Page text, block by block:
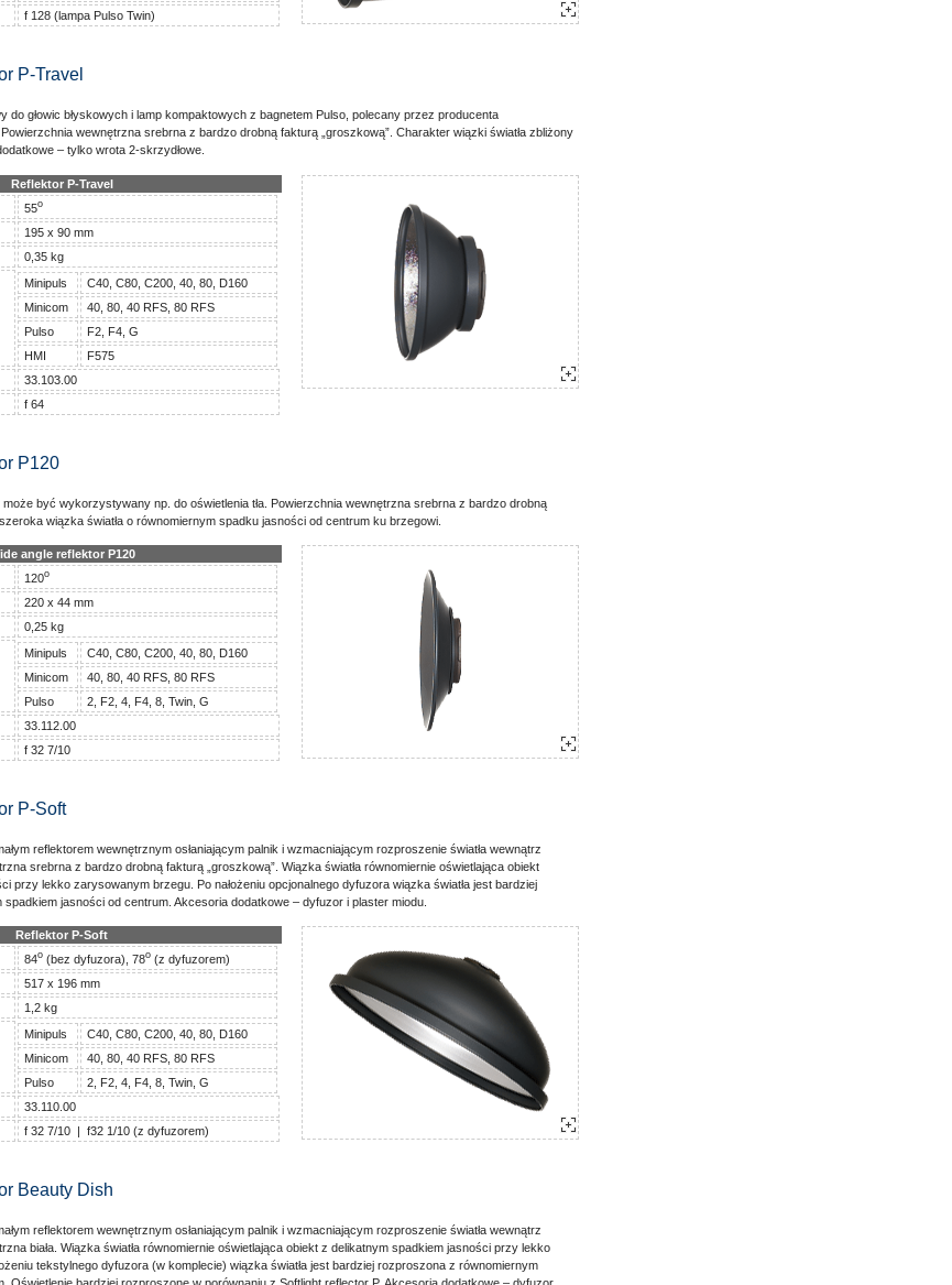
f 128 (lampa Pulso Twin)
P-Travel
do głowic błyskowych i lamp kompaktowych z bagnetem Pulso, polecany przez producenta
wewnętrzna srebrna z bardzo drobną fakturą „groszkową”. Charakter wiązki światła zbliżony
– tylko wrota 2-skrzydłowe.
Reflektor P-Travel
55o
195 x 90 mm
0,35 kg
Minipuls
C40, C80, C200, 40, 80, D160
Minicom
40, 80, 40 RFS, 80 RFS
Pulso
F2, F4, G
HMI
F575
33.103.00
f 64
P120
być wykorzystywany np. do oświetlenia tła. Powierzchnia wewnętrzna srebrna z bardzo drobną
wiązka światła o równomiernym spadku jasności od centrum ku brzegowi.
angle reflektor P120
120o
220 x 44 mm
0,25 kg
Minipuls
C40, C80, C200, 40, 80, D160
Minicom
40, 80, 40 RFS, 80 RFS
Pulso
2, F2, 4, F4, 8, Twin, G
33.112.00
f 32 7/10
P-Soft
reflektorem wewnętrznym osłaniającym palnik i wzmacniającym rozproszenie światła wewnątrz
srebrna z bardzo drobną fakturą „groszkową”. Wiązka światła równomiernie oświetlająca obiekt
przy lekko zarysowanym brzegu. Po nałożeniu opcjonalnego dyfuzora wiązka światła jest bardziej
jasności od centrum. Akcesoria dodatkowe – dyfuzor i plaster miodu.
Reflektor P-Soft
84o (bez dyfuzora), 78o (z dyfuzorem)
517 x 196 mm
1,2 kg
Minipuls
C40, C80, C200, 40, 80, D160
Minicom
40, 80, 40 RFS, 80 RFS
Pulso
2, F2, 4, F4, 8, Twin, G
33.110.00
f 32 7/10 | f32 1/10 (z dyfuzorem)
Beauty Dish
reflektorem wewnętrznym osłaniającym palnik i wzmacniającym rozproszenie światła wewnątrz
biała. Wiązka światła równomiernie oświetlająca obiekt z delikatnym spadkiem jasności przy lekko
tekstylnego dyfuzora (w komplecie) wiązka światła jest bardziej rozproszona z równomiernym